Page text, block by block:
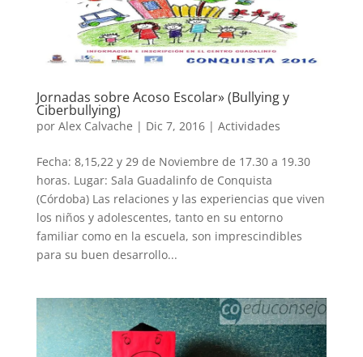
Jornadas sobre Acoso Escolar» (Bullying y
Ciberbullying)
por Alex Calvache | Dic 7, 2016| Actividades
Fecha: 8,15,22 y 29 de Noviembre de 17.30 a 19.30
horas. Lugar: Sala Guadalinfo de Conquista
(Córdoba) Las relaciones y las experiencias que viven
los niños y adolescentes, tanto en su entorno
familiar como en la escuela, son imprescindibles
para su buen desarrollo...